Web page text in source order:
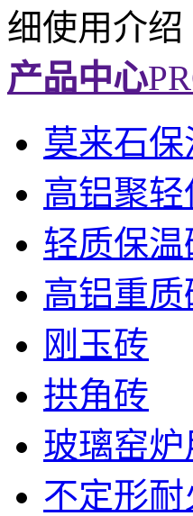
细使用介绍
产品中心
莫来石保
高铝聚
轻质保温
高铝重质
刚玉砖
拱角砖
玻璃窑
不定形